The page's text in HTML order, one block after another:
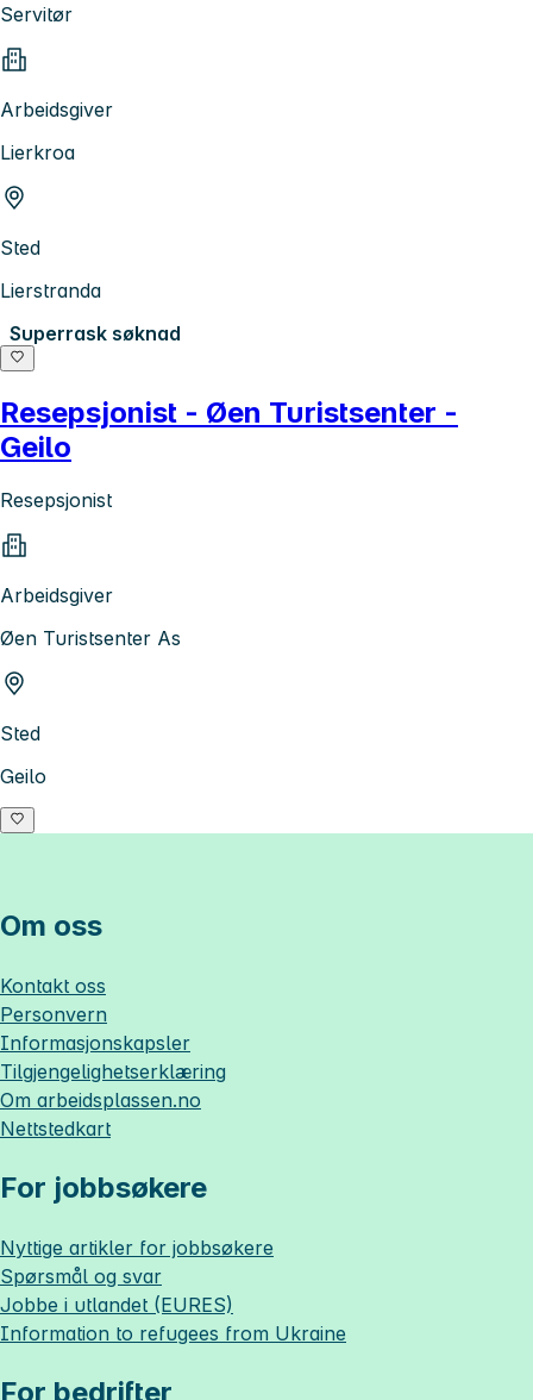
Servitør
Arbeidsgiver
Lierkroa
Sted
Lierstranda
Superrask søknad
Resepsjonist - Øen Turistsenter -
Geilo
Resepsjonist
Arbeidsgiver
Øen Turistsenter As
Sted
Geilo
Om oss
Kontakt oss
Personvern
Informasjonskapsler
Tilgjengelighetserklæring
Om arbeidsplassen.no
Nettstedkart
For jobbsøkere
Nyttige artikler for jobbsøkere
Spørsmål og svar
Jobbe i utlandet (EURES)
Information to refugees from Ukraine
For bedrifter